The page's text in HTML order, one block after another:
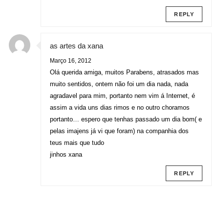
REPLY
as artes da xana
Março 16, 2012
Olá querida amiga, muitos Parabens, atrasados mas
muito sentidos, ontem não foi um dia nada, nada
agradavel para mim, portanto nem vim á Internet, é
assim a vida uns dias rimos e no outro choramos
portanto… espero que tenhas passado um dia bom( e
pelas imajens já vi que foram) na companhia dos
teus mais que tudo
jinhos xana
REPLY